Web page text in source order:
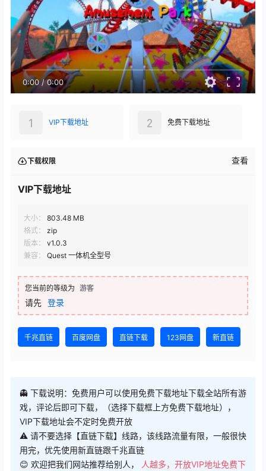
0:00/0:00
VIP下载地址
1 免费下载地址
2
下载权限 查看
VIP下载地址
大小：
803.48 MB
格式：
zip
版本：
v1.0.3
兼容：
Quest 一体机全型号
您当前的等级为 游客
请先 登录
千兆直链 百度网盘 直链下载 123网盘 新直链
👻 下载说明：免费用户可以使用免费下载地址下载全站所有游
戏，评论后即可下载，（选择下载框上方免费下载地址），
VIP下载地址会不定时免费开放
⚠ 请不要选择【直链下载】线路，该线路流量有限，一般很快
用完，优先使用新直链跟千兆直链
😊 欢迎把我们网站推荐给别人，
人越多，开放VIP地址免费下